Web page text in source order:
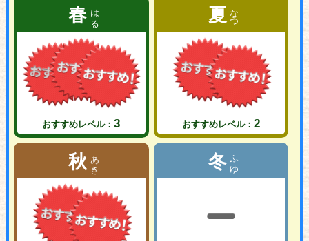
春はる
おすすめレベル：3
夏なつ
おすすめレベル： 2
秋 あき 冬ふゆ